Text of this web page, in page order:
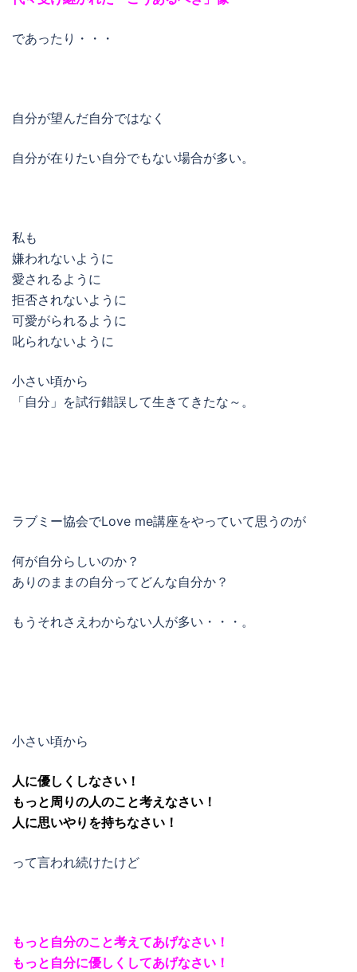
であったり・・・
自分が望んだ自分ではなく
自分が在りたい自分でもない場合が多い。
私も
嫌われないように
愛されるように
拒否されないように
可愛がられるように
叱られないように
小さい頃から
「自分」を試行錯誤して生きてきたな～。
ラブミー協会でLove me講座をやっていて思うのが
何が自分らしいのか？
ありのままの自分ってどんな自分か？
もうそれさえわからない人が多い・・・。
小さい頃から
人に優しくしなさい！
もっと周りの人のこと考えなさい！
人に思いやりを持ちなさい！
って言われ続けたけど
もっと自分のこと考えてあげなさい！
もっと自分に優しくしてあげなさい！